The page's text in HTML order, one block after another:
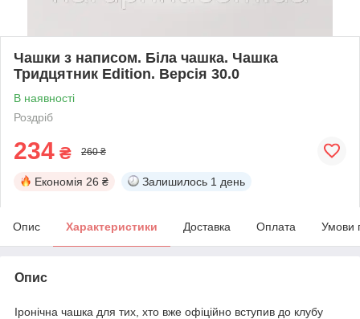
Чашки з написом. Біла чашка. Чашка
Тридцятник Edition. Версія 30.0
В наявності
Роздріб
234 ₴ 260 ₴
Економія 26 ₴ Залишилось 1 день
Опис Характеристики Доставка Оплата Умови
Опис
Іронічна чашка для тих, хто вже офіційно вступив до клубу